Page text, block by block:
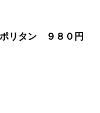
リタン ９８０円